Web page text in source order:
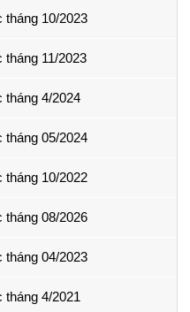
tháng 10/2023
tháng 11/2023
tháng 4/2024
tháng 05/2024
tháng 10/2022
tháng 08/2026
tháng 04/2023
tháng 4/2021